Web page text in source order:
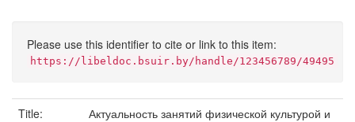
Please use this identifier to cite or link to this item:
https://libeldoc.bsuir.by/handle/123456789/49495
Title:
Актуальность занятий физической культурой и